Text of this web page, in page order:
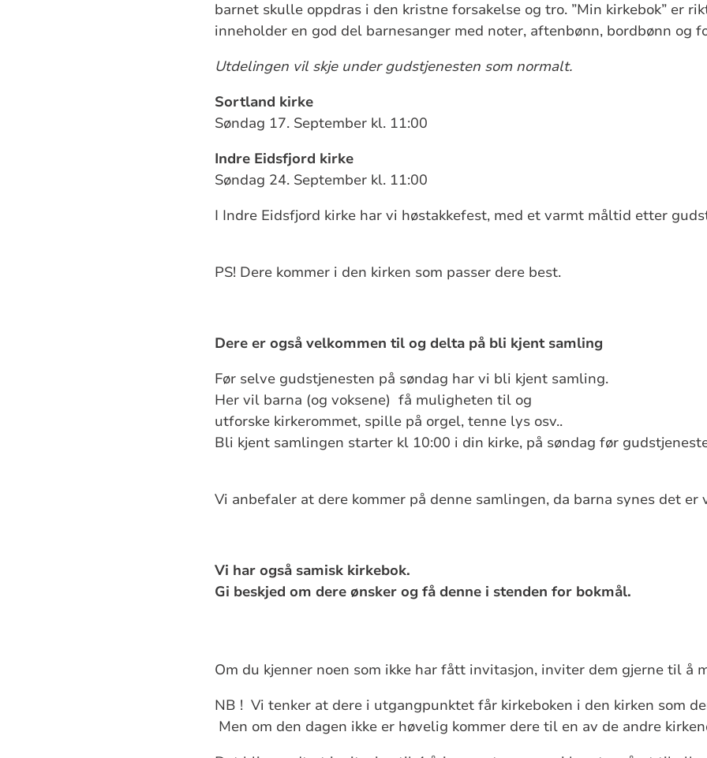
barnet skulle oppdras i den kristne forsakelse og tro. ”Min kirkebok” er
inneholder en god del barnesanger med noter, aftenbønn, bordbønn og
Utdelingen vil skje under gudstjenesten som normalt.
Sortland kirke
Søndag 17. September kl. 11:00
Indre Eidsfjord kirke
Søndag 24. September kl. 11:00
I Indre Eidsfjord kirke har vi høstakkefest, med et varmt måltid etter
PS! Dere kommer i den kirken som passer dere best.
Dere er også velkommen til og delta på bli kjent samling
Før selve gudstjenesten på søndag har vi bli kjent samling.
Her vil barna (og voksene) få muligheten til og
utforske kirkerommet, spille på orgel, tenne lys osv..
Bli kjent samlingen starter kl 10:00 i din kirke, på søndag før
Vi anbefaler at dere kommer på denne samlingen, da barna synes det er
Vi har også samisk kirkebok.
Gi beskjed om dere ønsker og få denne i stenden for bokmål.
Om du kjenner noen som ikke har fått invitasjon, inviter dem gjerne til å
NB ! Vi tenker at dere i utgangpunktet får kirkeboken i den kirken som
Men om den dagen ikke er høvelig kommer dere til en av de andre